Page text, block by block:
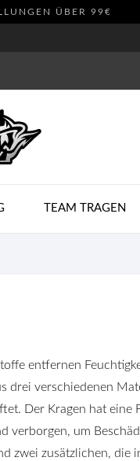
ÜBER 99€
TEAM TRAGEN
entfernen
drei verschiedenen
Der Kragen hat
verborgen, um
zwei zusätzlichen, die